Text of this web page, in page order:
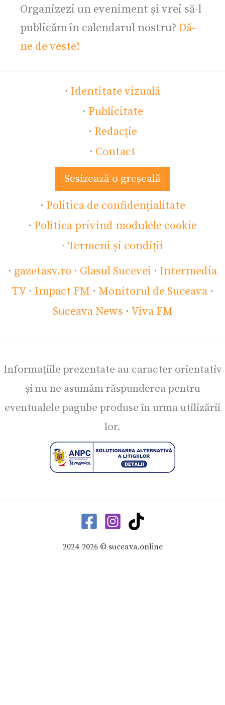
Organizezi un eveniment și vrei să-l
publicăm în calendarul nostru? Dă-
ne de veste!
· Identitate vizuală
· Publicitate
· Redacție
· Contact
Sesizează o greșeală
· Politica de confidențialitate
· Politica privind modulele cookie
· Termeni și condiții
· gazetasv.ro · Glasul Sucevei · Intermedia
TV · Impact FM · Monitorul de Suceava ·
Suceava News · Viva FM
Informațiile prezentate au caracter orientativ
și nu ne asumăm răspunderea pentru
eventualele pagube produse în urma utilizării
lor.
2024-2026 © suceava.online